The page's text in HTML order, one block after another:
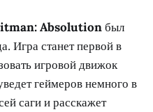
Absolutionбыл
Игра станет первой в
игровой движок
геймеров немного в
саги и расскажет